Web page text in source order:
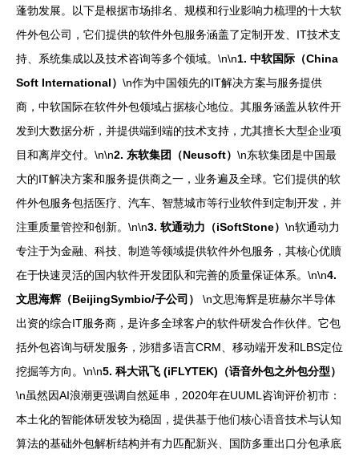
蓬勃发展。以下是根据市场排名、规模和行业影响力梳理的十大软
件外包公司，它们提供的软件外包服务涵盖了定制开发、IT技术支
持、系统集成以及技术咨询等多个领域。\n\n1. 中软国际（China
Soft International） \n作为中国领先的IT解决方案与服务提供
商，中软国际在软件外包领域占据核心地位。其服务涵盖从软件开
发到大数据分析，并提供端到端的技术支持，尤其擅长大型企业项
目和离岸交付。\n\n2. 东软集团（Neusoft） \n东软集团是中国最
大的IT解决方案和服务提供商之一，业务遍及全球。它们提供的软
件外包服务包括医疗、汽车、智慧城市等行业软件到定制开发，并
注重质量管控和创新。\n\n3. 软通动力（iSoftStone） \n软通动力
专注于为金融、科技、制造等领域提供软件外包服务，其核心优贖
在于快速灵活的国内软件开发团队和完善的质量保证体系。\n\n4.
文思海辉（BeijingSymbio/子公司）
\n文思海辉是班赫尔半导体
出资的综合IT服务商，是许多全球客户的软件研发合作伙伴。它包
括外包咨询与研发服务，涉猎多语言CRM、移动端开发和LBS定位
挖掘等方向。\n\n5. 科大讯飞 (iFLYTEK)（语音外包之外包分型）
\n虽然因AI浪潮更强调自然延串，2020年在UUML咨询评价初市：
本土化的智能体研发较为稳固，提供基于他们核心语音技术与认知
算法的基础外包解析结构并有力匹配新兴、国防多重出口分包承底